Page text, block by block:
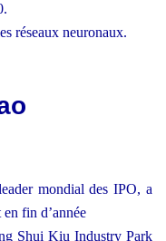
réseaux neuronaux.
mondial des IPO, a
fin d’année
Shui Kiu Industry Park